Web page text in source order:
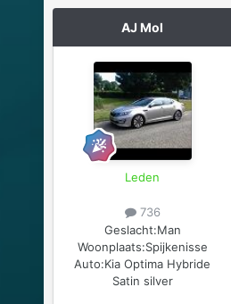
AJ Mol
Leden
736
Geslacht:Man
Woonplaats:Spijkenisse
Auto:Kia Optima Hybride
Satin silver